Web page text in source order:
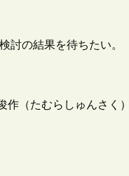
討の結果を待ちたい。
（たむらしゅんさく）